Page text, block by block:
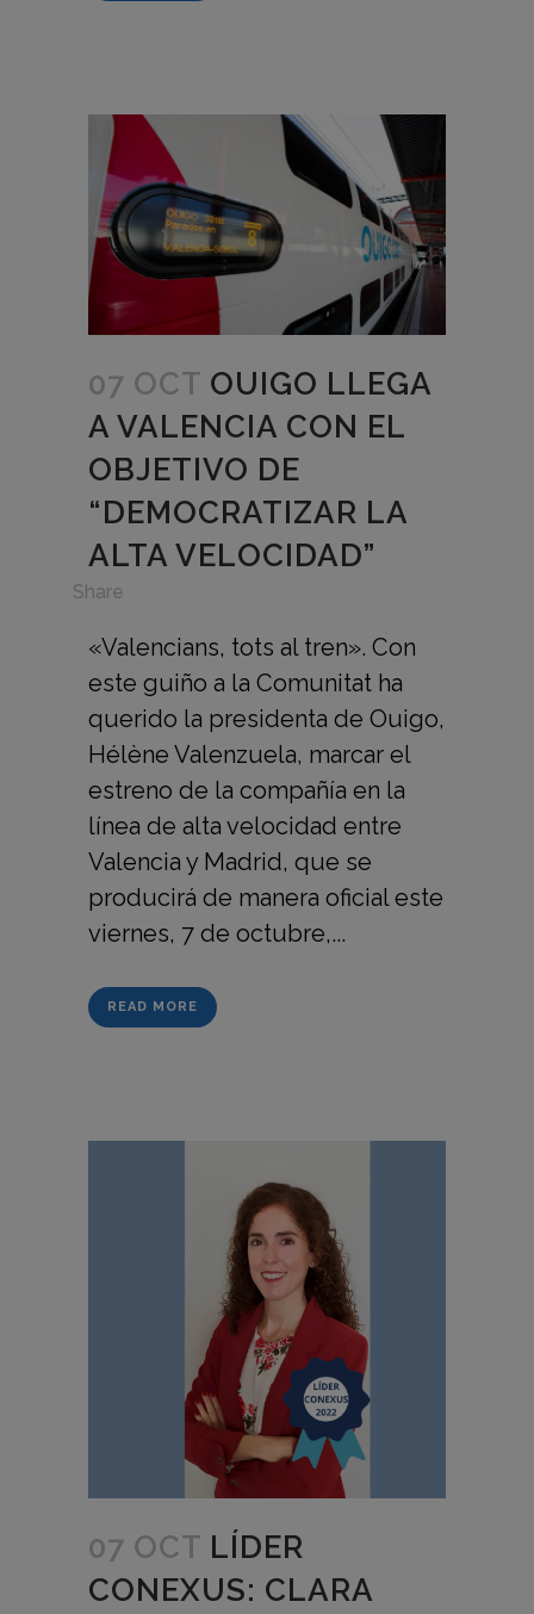
07 OCT OUIGO LLEGA
A VALENCIA CON EL
OBJETIVO DE
“DEMOCRATIZAR LA
ALTA VELOCIDAD”
Share
«Valencians, tots al tren». Con
este guiño a la Comunitat ha
querido la presidenta de Ouigo,
Hélène Valenzuela, marcar el
estreno de la compañía en la
línea de alta velocidad entre
Valencia y Madrid, que se
producirá de manera oficial este
viernes, 7 de octubre,...
READ MORE
07 OCT LÍDER
CONEXUS: CLARA